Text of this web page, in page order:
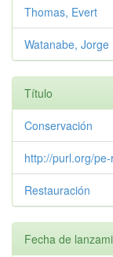
Thomas, Evert
Watanabe, Jorge
Título
Conservación
http://purl.org/
Restauración
Fecha de